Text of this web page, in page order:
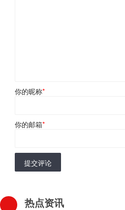
你的昵称*
你的邮箱*
提交评论
热点资讯